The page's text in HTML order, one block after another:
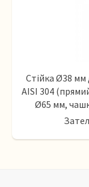
Стійка Ø38 мм
AISI 304
Ø65 мм,